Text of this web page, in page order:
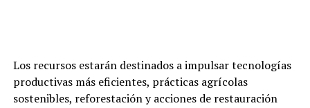
Los recursos estarán destinados a impulsar tecnologías
productivas más eficientes, prácticas agrícolas
sostenibles, reforestación y acciones de restauración